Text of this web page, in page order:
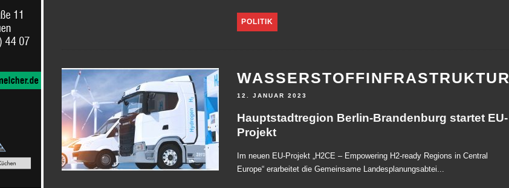
POLITIK
WASSERSTOFFINFRASTRUKTUR
12. JANUAR 2023
Hauptstadtregion Berlin-Brandenburg startet EU-
Projekt
Im neuen EU-Projekt „H2CE – Empowering H2-ready Regions in Central
Europe“ erarbeitet die Gemeinsame Landesplanungsabtei...